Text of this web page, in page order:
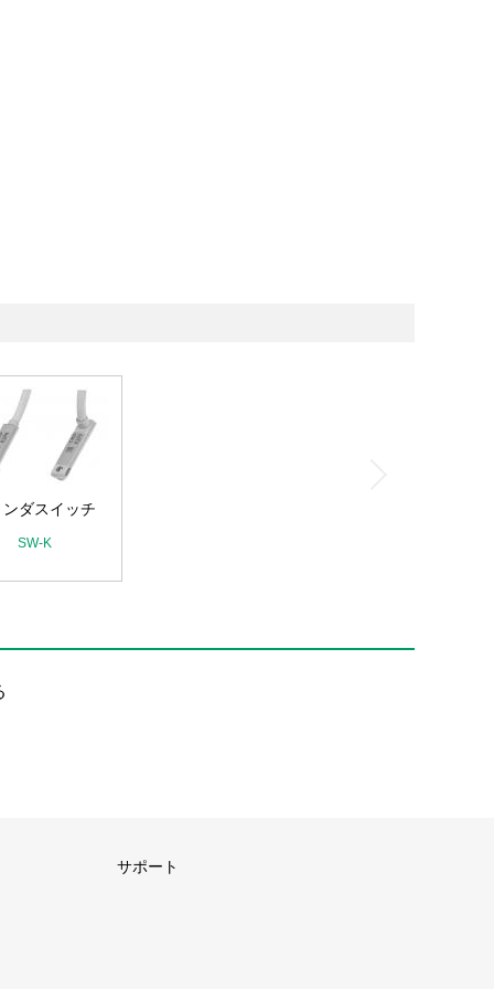
ンダスイッチ
SW-K
サポート